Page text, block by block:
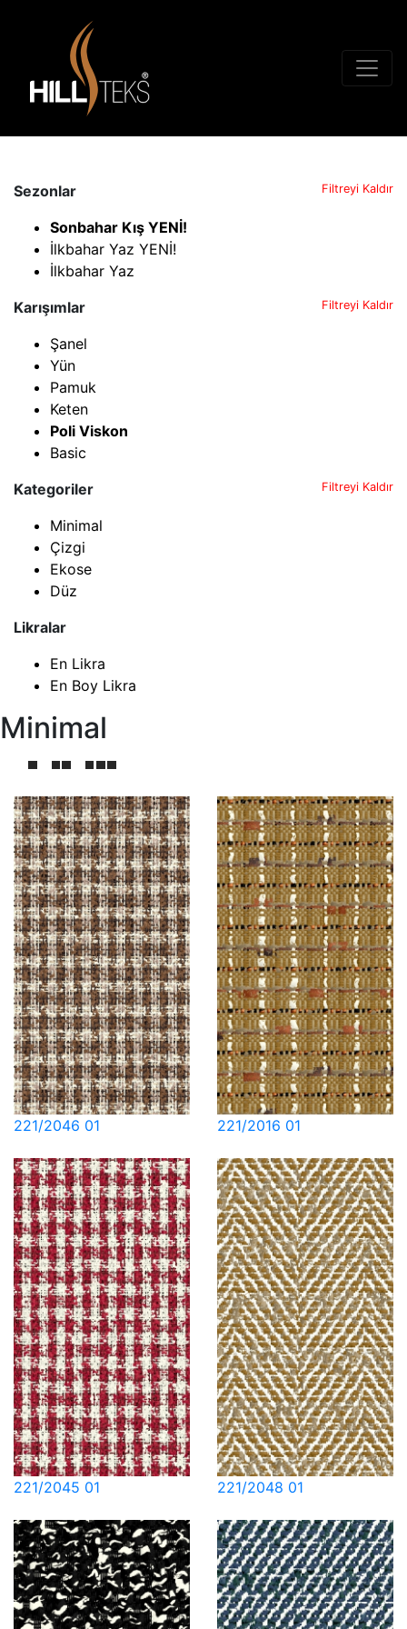
Sezonlar Filtreyi Kaldır
Sonbahar Kış YENİ!
İlkbahar Yaz YENİ!
İlkbahar Yaz
Karışımlar
Filtreyi Kaldır
Şanel
Yün
Pamuk
Keten
Poli Viskon
Basic
Kategoriler
Filtreyi Kaldır
Minimal
Çizgi
Ekose
Düz
Likralar
En Likra
En Boy Likra
Minimal
221/2046 01 221/2016 01
221/2045 01 221/2048 01